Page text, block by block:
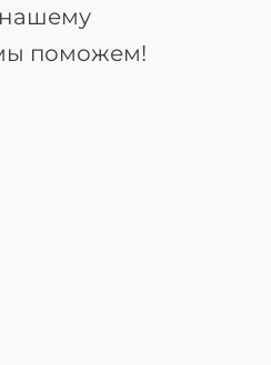
нашему
поможем!